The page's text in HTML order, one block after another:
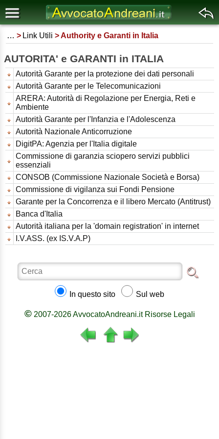
… Link Utili Authority e Garanti in Italia
AUTORITA' e GARANTI in ITALIA
Autorità Garante per la protezione dei dati personali
Autorità Garante per le Telecomunicazioni
ARERA: Autorità di Regolazione per Energia, Reti e
Ambiente
Autorità Garante per l'Infanzia e l'Adolescenza
Autorità Nazionale Anticorruzione
DigitPA: Agenzia per l'Italia digitale
Commissione di garanzia sciopero servizi pubblici
essenziali
CONSOB (Commissione Nazionale Società e Borsa)
Commissione di vigilanza sui Fondi Pensione
Garante per la Concorrenza e il libero Mercato (Antitrust)
Banca d'Italia
Autorità italiana per la 'domain registration' in internet
I.V.ASS. (ex IS.V.A.P)
In questo sito Sul web
©2007-2026 AvvocatoAndreani.it Risorse Legali